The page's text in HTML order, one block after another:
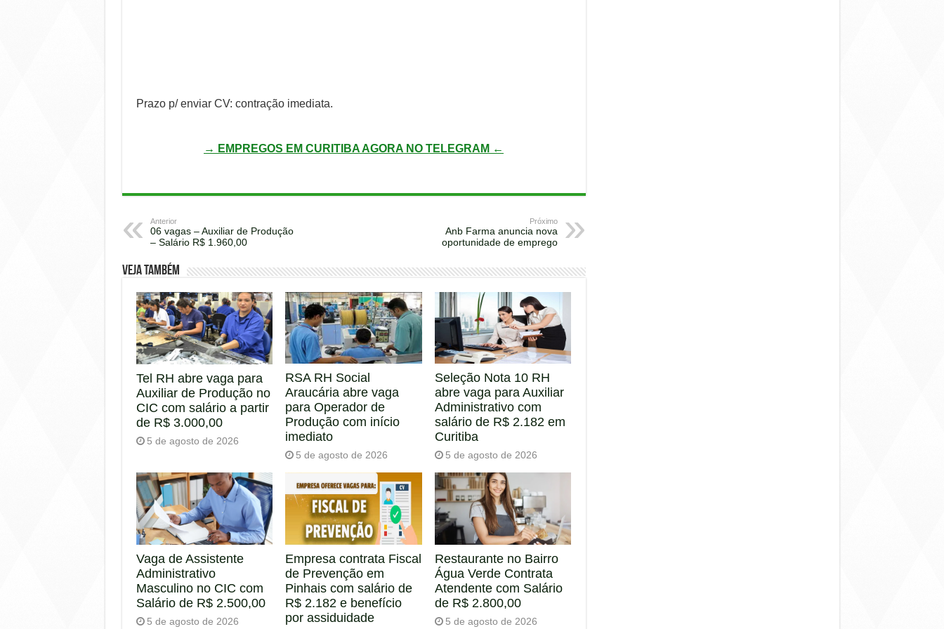
Prazo p/ enviar CV: contração imediata.
→ EMPREGOS EM CURITIBA AGORA NO TELEGRAM ←
Anterior
06 vagas – Auxiliar de Produção
– Salário R$ 1.960,00
Próximo
Anb Farma anuncia nova
oportunidade de emprego
Veja também
Tel RH abre vaga para
Auxiliar de Produção no
CIC com salário a partir
de R$ 3.000,00
5 de agosto de 2026
RSA RH Social
Araucária abre vaga
para Operador de
Produção com início
imediato
5 de agosto de 2026
Seleção Nota 10 RH
abre vaga para Auxiliar
Administrativo com
salário de R$ 2.182 em
Curitiba
5 de agosto de 2026
Vaga de Assistente
Administrativo
Masculino no CIC com
Salário de R$ 2.500,00
5 de agosto de 2026
Empresa contrata Fiscal
de Prevenção em
Pinhais com salário de
R$ 2.182 e benefício
por assiduidade
Restaurante no Bairro
Água Verde Contrata
Atendente com Salário
de R$ 2.800,00
5 de agosto de 2026